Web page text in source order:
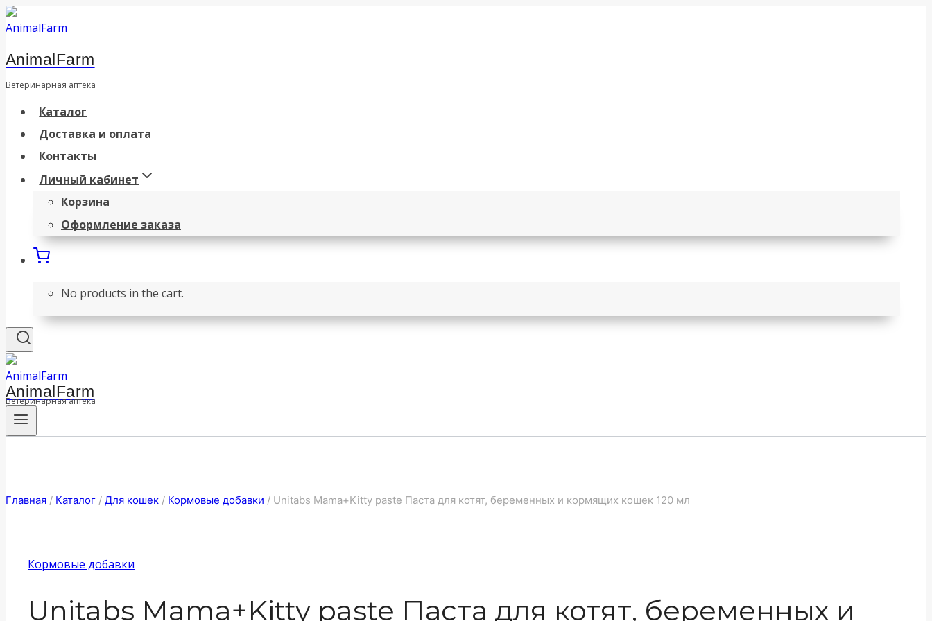
Перейти
к
содержанию
AnimalFarm
Ветеринарная аптека
Каталог
Доставка и оплата
Контакты
Личный кабинет
Корзина
Оформление заказа
No products in the cart.
AnimalFarm
Ветеринарная аптека
Главная / Каталог / Для кошек / Кормовые добавки / Unitabs Mama+Kitty paste Паста для котят, беременных и кормящих кошек 120 мл
Кормовые добавки
Unitabs Mama+Kitty paste Паста для котят, беременных и